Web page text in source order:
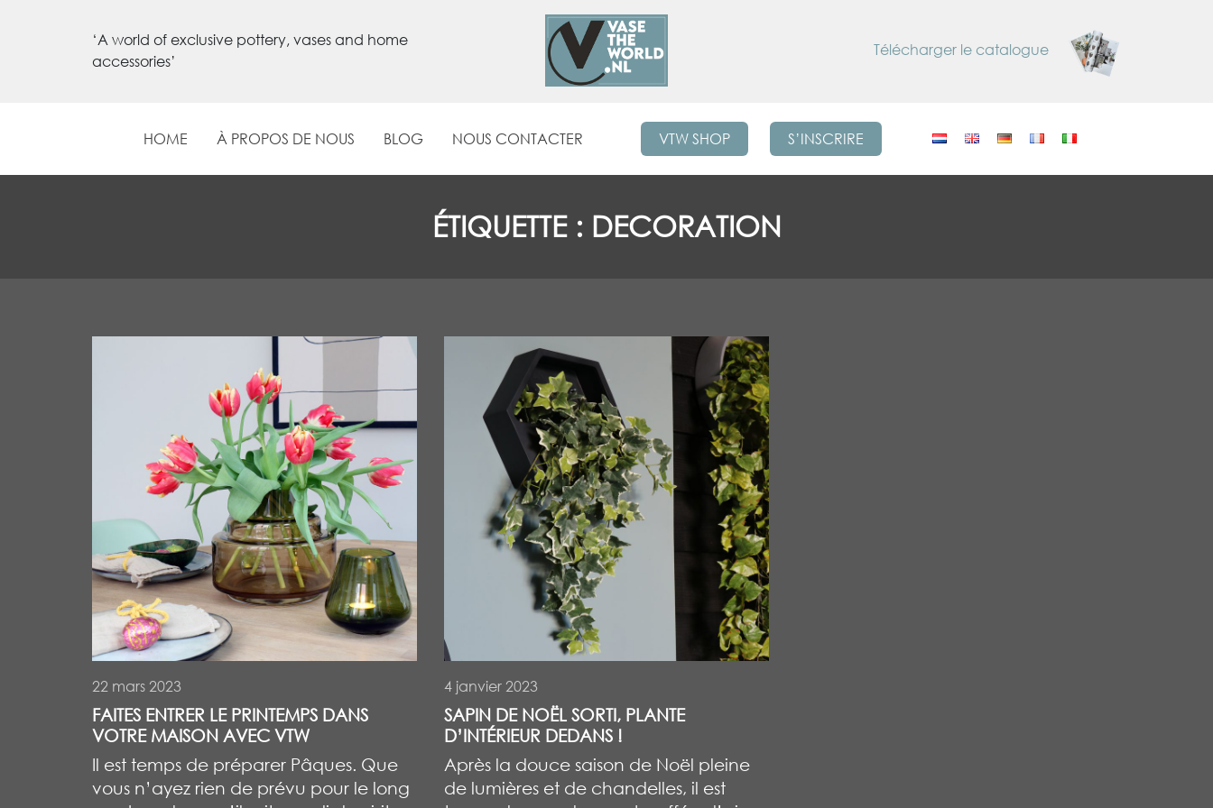
‘A world of exclusive pottery, vases and home
accessories’
Télécharger le catalogue
HOME À PROPOS DE NOUS BLOG NOUS CONTACTER VTW SHOP S’INSCRIRE
ÉTIQUETTE : DECORATION
22 mars 2023
FAITES ENTRER LE PRINTEMPS DANS
VOTRE MAISON AVEC VTW
Il est temps de préparer Pâques. Que
vous n’ayez rien de prévu pour le long
4 janvier 2023
SAPIN DE NOËL SORTI, PLANTE
D’INTÉRIEUR DEDANS !
Après la douce saison de Noël pleine
de lumières et de chandelles, il est